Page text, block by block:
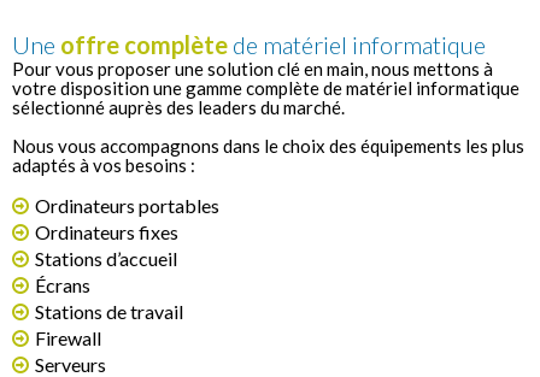
Une offre complète de matériel informatique
Pour vous proposer une solution clé en main, nous mettons à
votre disposition une gamme complète de matériel informatique
sélectionné auprès des leaders du marché.
Nous vous accompagnons dans le choix des équipements les plus
adaptés à vos besoins :
Ordinateurs portables
Ordinateurs fixes
Stations d’accueil
Écrans
Stations de travail
Firewall
Serveurs